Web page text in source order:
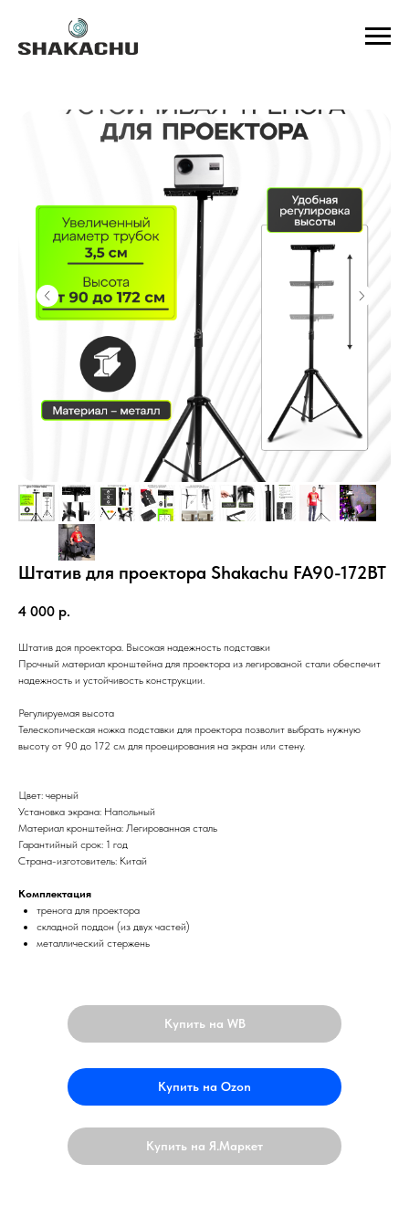
Штатив для проектора Shakachu FA90-172BT
4 000 р.
Штатив доя проектора. Высокая надежность подставки
Прочный материал кронштейна для проектора из легированой стали обеспечит
надежность и устойчивость конструкции.
Регулируемая высота
Телескопическая ножка подставки для проектора позволит выбрать нужную
высоту от 90 до 172 см для проецирования на экран или стену.
Цвет: черный
Установка экрана: Напольный
Материал кронштейна: Легированная сталь
Гарантийный срок: 1 год
Страна-изготовитель: Китай
Комплектация
тренога для проектора
складной поддон (из двух частей)
металлический стержень
Купить на WB
Купить на Ozon
Купить на Я.Маркет